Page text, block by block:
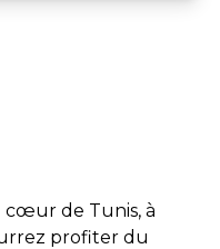
cœur de Tunis, à
profiter du